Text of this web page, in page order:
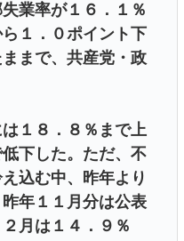
業率が１６．１％
１．０ポイント下
まで、共産党・政
１８．８％まで上
下した。ただ、不
込む中、昨年より
年１１月分は公表
月は１４．９％